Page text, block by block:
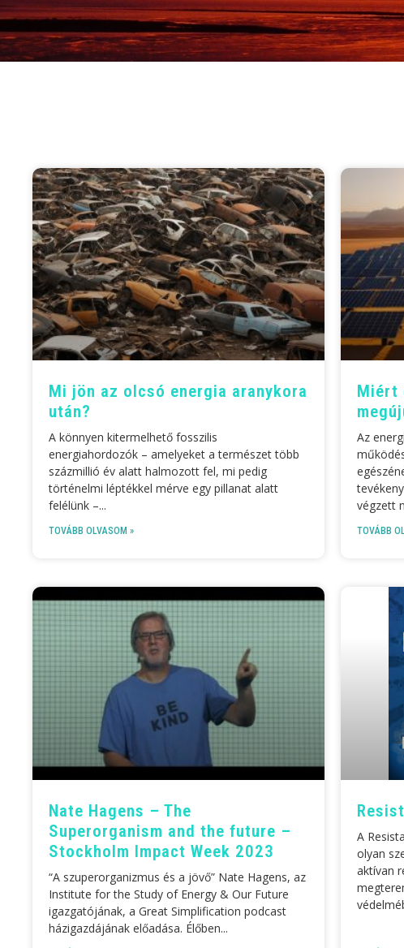
Mi jön az olcsó energia aranykora
után?
A könnyen kitermelhető fosszilis
energiahordozók – amelyeket a természet több
százmillió év alatt halmozott fel, mi pedig
történelmi léptékkel mérve egy pillanat alatt
felélünk –
TOVÁBB OLVASOM »
Miért
Az
végzett
TOVÁBB
Nate Hagens – The
Superorganism and the future –
Stockholm Impact Week 2023
“A szuperorganizmus és a jövő”‍ Nate Hagens, az
Institute for the Study of Energy & Our Future
igazgatójának, a Great Simplification podcast
házigazdájának előadása. Élőben
A
olyan
aktívan